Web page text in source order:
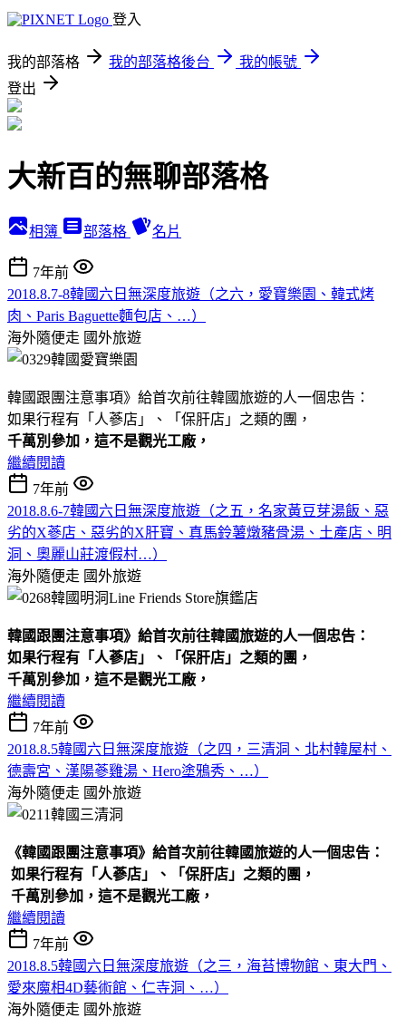
登入
我的部落格 我的部落格後台
我的帳號
登出
大新百的無聊部落格
相簿 部落格 名片
7年前
2018.8.7-8韓國六日無深度旅遊（之六，愛寶樂園、韓式烤
肉、Paris Baguette麵包店、…）
海外隨便走 國外旅遊
韓國跟團注意事項》給首次前往韓國旅遊的人一個忠告：
如果行程有「人蔘店」、「保肝店」之類的團，
千萬別參加， 這不是觀光工廠，
繼續閱讀
7年前
2018.8.6-7韓國六日無深度旅遊（之五，名家黃豆芽湯飯、惡
劣的X蔘店、惡劣的X肝寶、真馬鈴薯燉豬骨湯、土產店、明
洞、奧麗山莊渡假村…）
海外隨便走 國外旅遊
韓國跟團注意事項》給首次前往韓國旅遊的人一個忠告：
如果行程有「人蔘店」、「保肝店」之類的團，
千萬別參加， 這不是觀光工廠，
繼續閱讀
7年前
2018.8.5韓國六日無深度旅遊（之四，三清洞、北村韓屋村、
德壽宮、漢陽蔘雞湯、Hero塗鴉秀、…）
海外隨便走 國外旅遊
《韓國跟團注意事項》給首次前往韓國旅遊的人一個忠告：
如果行程有「人蔘店」、「保肝店」之類的團，
千萬別參加， 這不是觀光工廠，
繼續閱讀
7年前
2018.8.5韓國六日無深度旅遊（之三，海苔博物館、東大門、
愛來魔相4D藝術館、仁寺洞、…）
海外隨便走 國外旅遊